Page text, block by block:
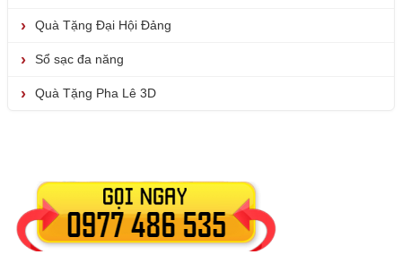
Quà Tặng Đại Hội Đảng
Sổ sạc đa năng
Quà Tặng Pha Lê 3D